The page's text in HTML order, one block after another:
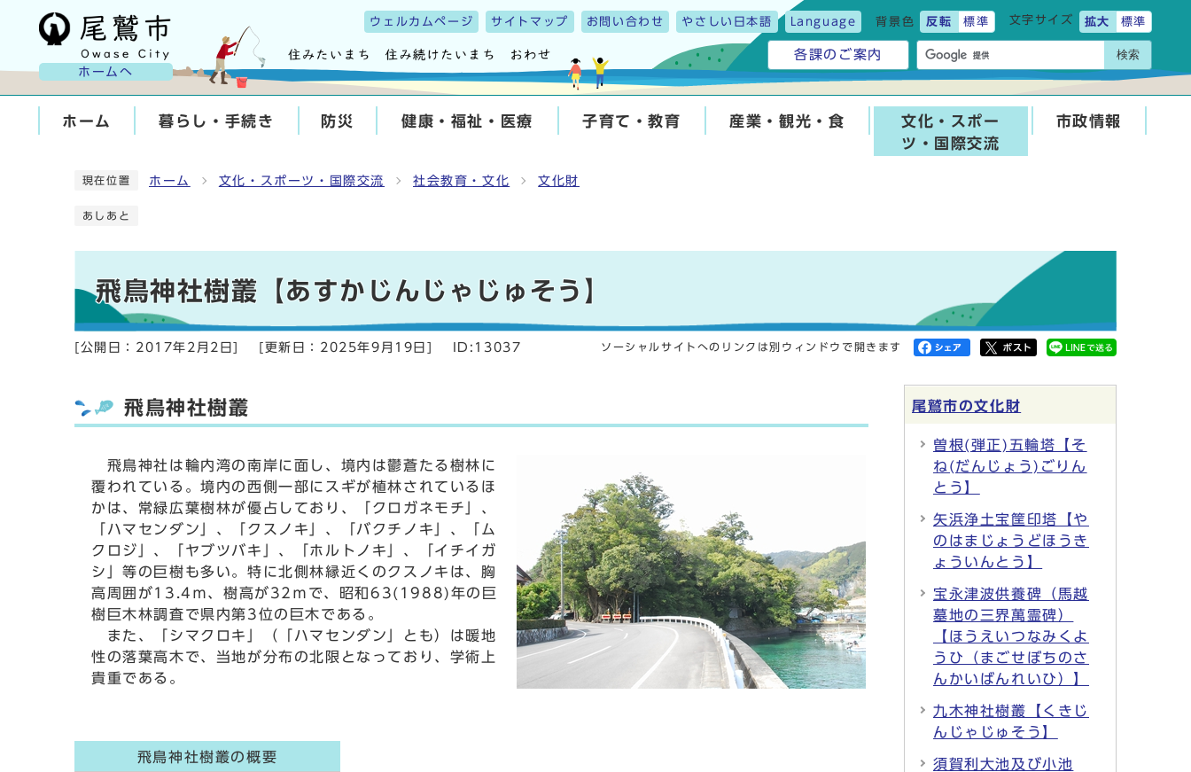
ホームへ
ウェルカムページ サイトマップ お問い合わせ やさしい日本語 Language 背景色 反転 標準 文字サイズ 拡大 標準
各課のご案内 検索
ホーム 暮らし・手続き 防災 健康・福祉・医療 子育て・教育 産業・観光・食
文化・スポー
ツ・国際交流
市政情報
現在位置 ホーム 文化・スポーツ・国際交流 社会教育・文化 文化財
あしあと
飛鳥神社樹叢【あすかじんじゃじゅそう】
[公開日： 2017年2月2日 [更新日： 2025年9月19日 ID:13037 ソーシャルサイトへのリンクは別ウィンドウで開きます
飛鳥神社樹叢
飛鳥神社は輪内湾の南岸に面し、境内は鬱蒼たる樹林に
覆われている。境内の西側一部にスギが植林されているほ
かは、常緑広葉樹林が優占しており、「クロガネモチ」、
「ハマセンダン」、「クスノキ」、「バクチノキ」、「ム
クロジ」、「ヤブツバキ」、「ホルトノキ」、「イチイガ
シ」等の巨樹も多い。特に北側林縁近くのクスノキは、胸
高周囲が13.4ｍ、樹高が32ｍで、昭和63(1988)年の巨
樹巨木林調査で県内第3位の巨木である。
また、「シマクロキ」（「ハマセンダン」とも）は暖地
性の落葉高木で、当地が分布の北限となっており、学術上
貴重である。
飛鳥神社樹叢の概要
尾鷲市の文化財
曽根(弾正)五輪塔【そ
ね(だんじょう)ごりん
とう】
矢浜浄土宝筐印塔【や
のはまじょうどほうき
ょういんとう】
宝永津波供養碑（馬越
墓地の三界萬霊碑）
【ほうえいつなみくよ
うひ（まごせぼちのさ
んかいばんれいひ）】
九木神社樹叢【くきじ
んじゃじゅそう】
須賀利大池及び小池